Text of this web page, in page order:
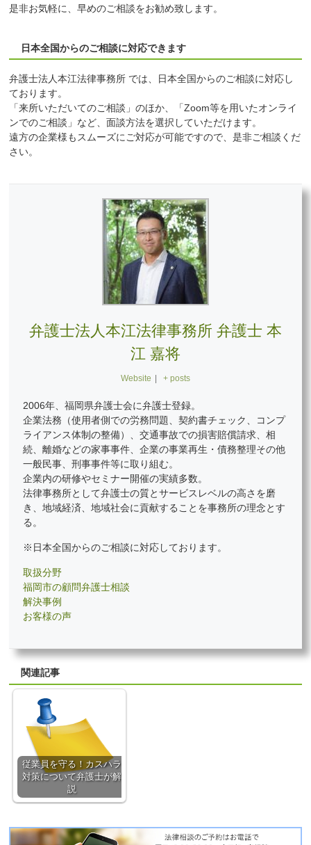
是非お気軽に、早めのご相談をお勧め致します。
日本全国からのご相談に対応できます
弁護士法人本江法律事務所 では、日本全国からのご相談に対応し
ております。
「来所いただいてのご相談」のほか、「Zoom等を用いたオンライ
ンでのご相談」など、面談方法を選択していただけます。
遠方の企業様もスムーズにご対応が可能ですので、是非ご相談くだ
さい。
弁護士法人本江法律事務所 弁護士 本
江 嘉将
Website + posts
2006年、福岡県弁護士会に弁護士登録。
企業法務（使用者側での労務問題、契約書チェック、コンプ
ライアンス体制の整備）、交通事故での損害賠償請求、相
続、離婚などの家事事件、企業の事業再生・債務整理その他
一般民事、刑事事件等に取り組む。
企業内の研修やセミナー開催の実績多数。
法律事務所として弁護士の質とサービスレベルの高さを磨
き、地域経済、地域社会に貢献することを事務所の理念とす
る。
※日本全国からのご相談に対応しております。
取扱分野
福岡市の顧問弁護士相談
解決事例
お客様の声
関連記事
従業員を守る！カスハラ
対策について弁護士が解
説